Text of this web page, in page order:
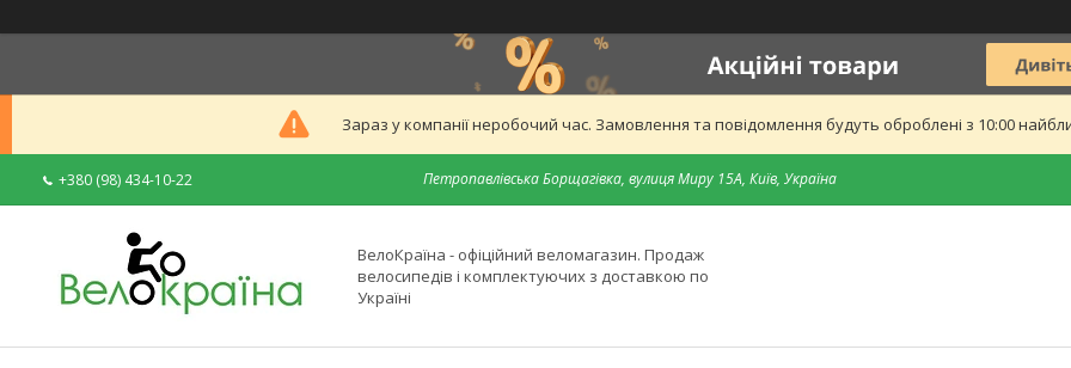
Зараз у компанії неробочий час. Замовлення та повідомлення будуть оброблені з 10:00
+380 (98) 434-10-22 Петропавлівська Борщагівка, вулиця Миру 15А, Київ, Україна
ВелоКраїна - офіційний веломагазин. Продаж
велосипедів і комплектуючих з доставкою по
Україні